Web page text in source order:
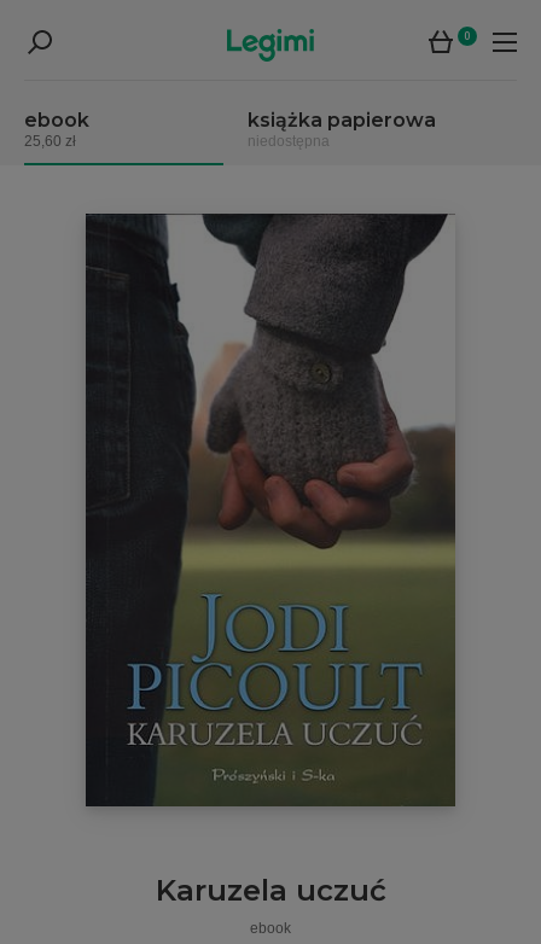
0
ebook
25,60 zł
książka papierowa
niedostępna
Karuzela uczuć
ebook